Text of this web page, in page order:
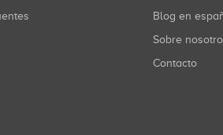
Blog en
Sobre
Contacto